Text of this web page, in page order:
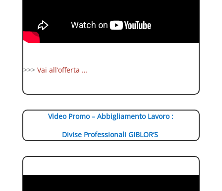
>>> Vai all’offerta …
Video Promo – Abbigliamento Lavoro :
Divise Professionali GIBLOR’S